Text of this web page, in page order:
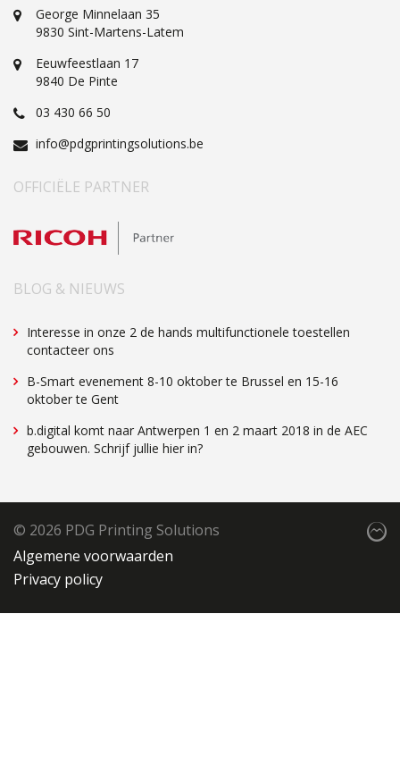
George Minnelaan 35
9830 Sint-Martens-Latem
Eeuwfeestlaan 17
9840 De Pinte
03 430 66 50
info@pdgprintingsolutions.be
OFFICIËLE PARTNER
BLOG & NIEUWS
Interesse in onze 2 de hands multifunctionele toestellen
contacteer ons
B-Smart evenement 8-10 oktober te Brussel en 15-16
oktober te Gent
b.digital komt naar Antwerpen 1 en 2 maart 2018 in de AEC
gebouwen. Schrijf jullie hier in?
© 2026 PDG Printing Solutions
Algemene voorwaarden
Privacy policy